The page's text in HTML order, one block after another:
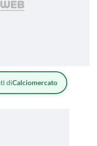
diCalciomercato